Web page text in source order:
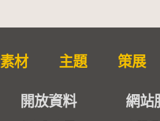
素材 主題 策展
開放資料 網站